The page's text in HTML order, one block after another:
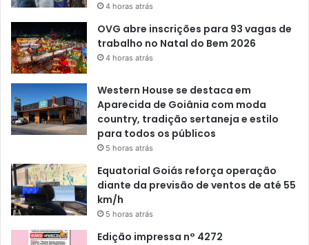
4 horas atrás
OVG abre inscrições para 93 vagas de
trabalho no Natal do Bem 2026
4 horas atrás
Western House se destaca em
Aparecida de Goiânia com moda
country, tradição sertaneja e estilo
para todos os públicos
5 horas atrás
Equatorial Goiás reforça operação
diante da previsão de ventos de até 55
km/h
5 horas atrás
Edição impressa n° 4272